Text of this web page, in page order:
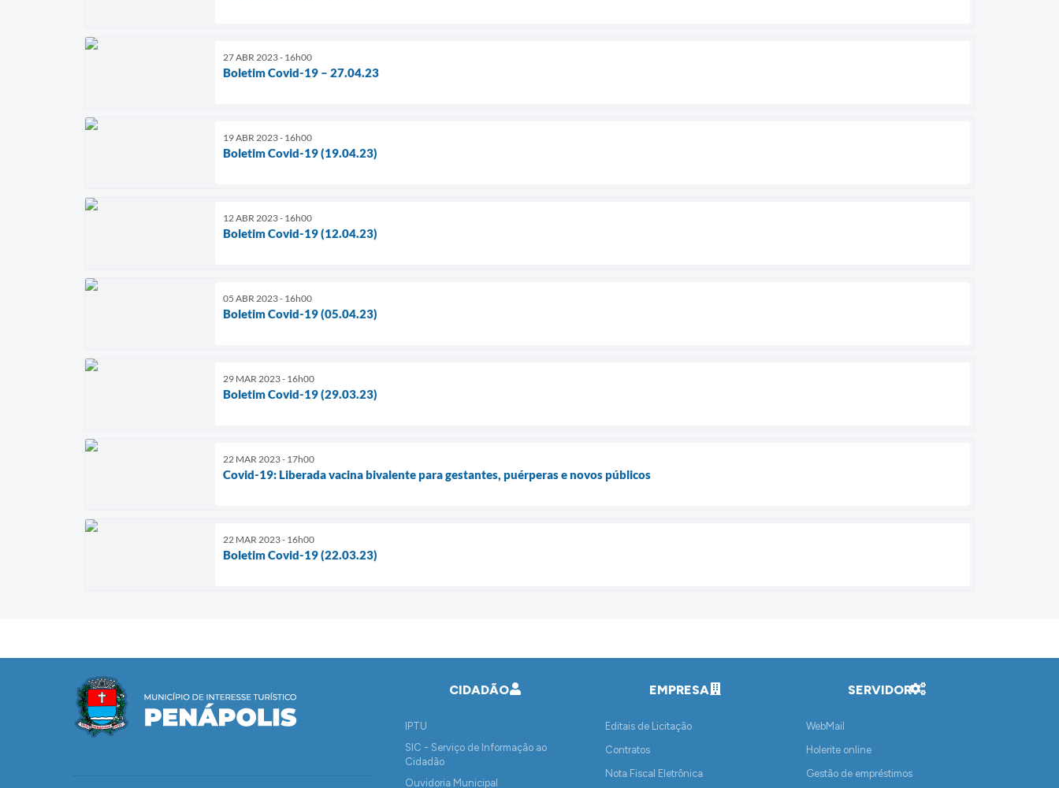
27 ABR 2023 - 16h00
Boletim Covid-19 – 27.04.23
19 ABR 2023 - 16h00
Boletim Covid-19 (19.04.23)
12 ABR 2023 - 16h00
Boletim Covid-19 (12.04.23)
05 ABR 2023 - 16h00
Boletim Covid-19 (05.04.23)
29 MAR 2023 - 16h00
Boletim Covid-19 (29.03.23)
22 MAR 2023 - 17h00
Covid-19: Liberada vacina bivalente para gestantes, puérperas e novos públicos
22 MAR 2023 - 16h00
Boletim Covid-19 (22.03.23)
CIDADÃO
IPTU
SIC - Serviço de Informação ao
Cidadão
Ouvidoria Municipal
EMPRESA
Editais de Licitação
Contratos
Nota Fiscal Eletrônica
SERVIDOR
WebMail
Holerite online
Gestão de empréstimos